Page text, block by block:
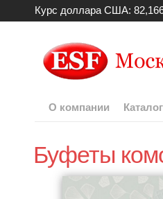
Курс доллара США:
О компании Каталог
Буфеты